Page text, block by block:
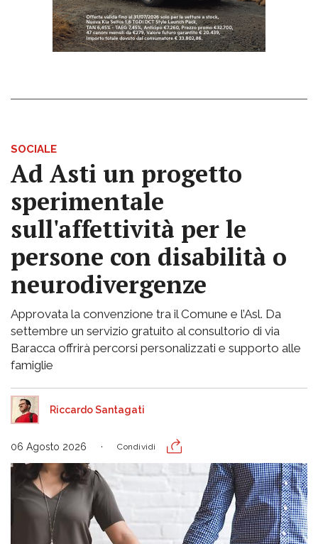
SOCIALE
Ad Asti un progetto
sperimentale
sull'affettività per le
persone con disabilità o
neurodivergenze
Approvata la convenzione tra il Comune e l’Asl. Da
settembre un servizio gratuito al consultorio di via
Baracca offrirà percorsi personalizzati e supporto alle
famiglie
Riccardo Santagati
06 Agosto 2026 Condividi